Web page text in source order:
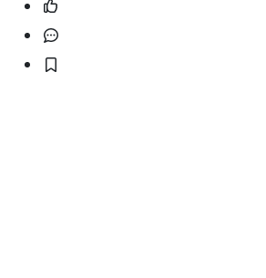
ตร.ว. 1 คูหา 3.5 ชั้น 2 น้ำ